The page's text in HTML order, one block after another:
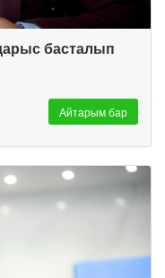
басталып
Айтарым бар